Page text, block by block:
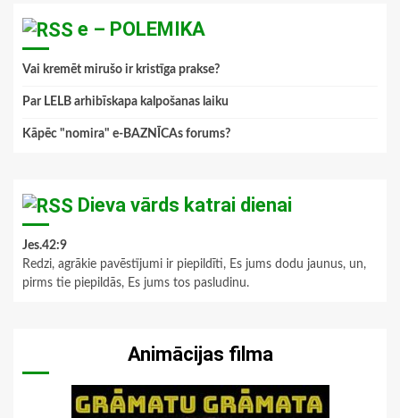
e – POLEMIKA
Vai kremēt mirušo ir kristīga prakse?
Par LELB arhibīskapa kalpošanas laiku
Kāpēc "nomira" e-BAZNĪCAs forums?
Dieva vārds katrai dienai
Jes.42:9
Redzi, agrākie pavēstījumi ir piepildīti, Es jums dodu jaunus, un,
pirms tie piepildās, Es jums tos pasludinu.
Animācijas filma